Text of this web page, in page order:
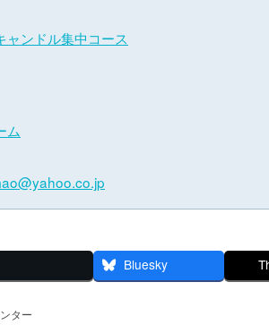
ンドル集中コース
ム
Bluesky
ター